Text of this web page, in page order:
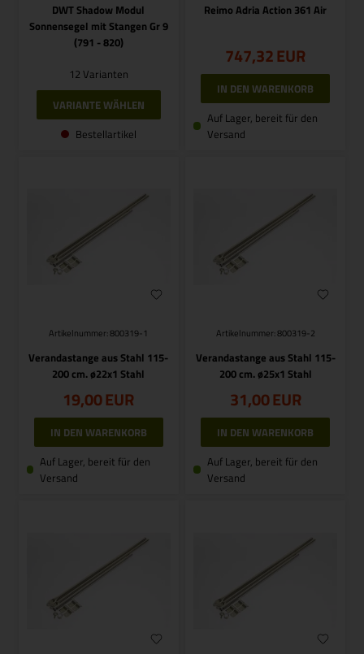
DWT Shadow Modul
Sonnensegel mit Stangen Gr 9
(791 - 820)
12 Varianten
VARIANTE WÄHLEN
Bestellartikel
Reimo Adria Action 361 Air
747,32EUR
Auf Lager, bereit für den
Versand
Artikelnummer: 800319-1
Verandastange aus Stahl 115-
200 cm. ø22x1 Stahl
19,00EUR
Auf Lager, bereit für den
Versand
Artikelnummer: 800319-2
Verandastange aus Stahl 115-
200 cm. ø25x1 Stahl
31,00EUR
Auf Lager, bereit für den
Versand